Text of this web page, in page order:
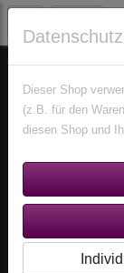
Schmuck Ringe
Dieser Shop
(z.B. für den
diesen Shop und